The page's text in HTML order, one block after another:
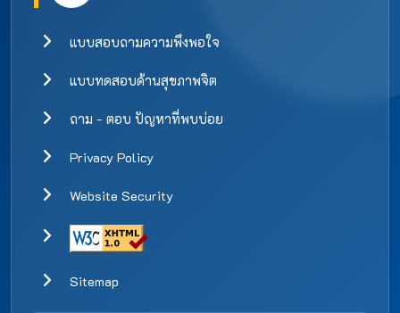
แบบสอบถามความพึงพอใจ
แบบทดสอบด้านสุขภาพจิต
ถาม - ตอบ ปัญหาที่พบบ่อย
Privacy Policy
Website Security
Sitemap